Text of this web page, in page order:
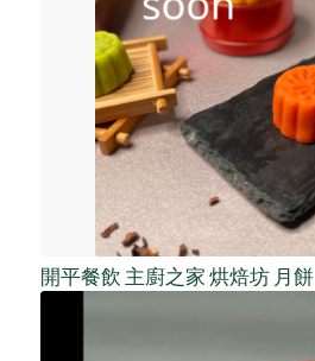
開平餐飲 主廚之家 烘焙坊 月餅